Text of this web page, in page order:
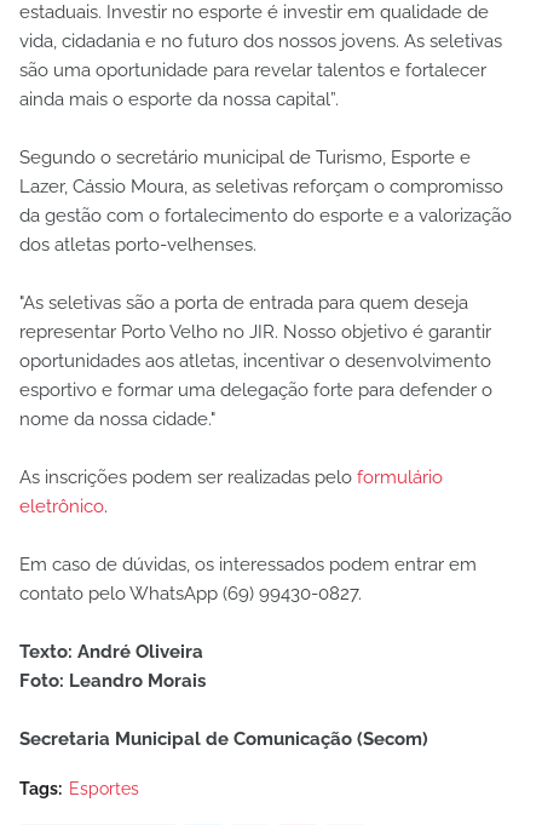
estaduais. Investir no esporte é investir em qualidade de
vida, cidadania e no futuro dos nossos jovens. As seletivas
são uma oportunidade para revelar talentos e fortalecer
ainda mais o esporte da nossa capital”.
Segundo o secretário municipal de Turismo, Esporte e
Lazer, Cássio Moura, as seletivas reforçam o compromisso
da gestão com o fortalecimento do esporte e a valorização
dos atletas porto-velhenses.
"As seletivas são a porta de entrada para quem deseja
representar Porto Velho no JIR. Nosso objetivo é garantir
oportunidades aos atletas, incentivar o desenvolvimento
esportivo e formar uma delegação forte para defender o
nome da nossa cidade."
As inscrições podem ser realizadas pelo formulário
eletrônico.
Em caso de dúvidas, os interessados podem entrar em
contato pelo WhatsApp (69) 99430-0827.
Texto: André Oliveira
Foto: Leandro Morais
Secretaria Municipal de Comunicação (Secom)
Tags: Esportes